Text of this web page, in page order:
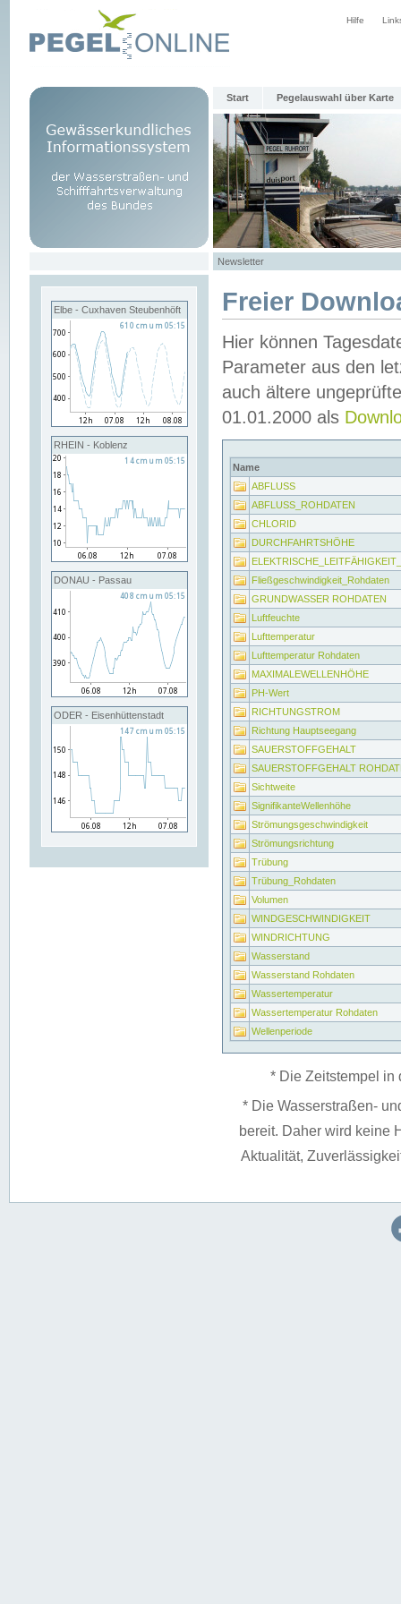
Hilfe
Start Pegelauswahl über Karte
Newsletter
Elbe - Cuxhaven Steubenhöft
RHEIN - Koblenz
DONAU - Passau
ODER - Eisenhüttenstadt
Freier
Hier können
Parameter aus den
auch ältere
01.01.2000 als
Name
ABFLUSS
ABFLUSS_ROHDATEN
CHLORID
DURCHFAHRTSHÖHE
Fließgeschwindigkeit_Rohdaten
GRUNDWASSER ROHDATEN
Luftfeuchte
Lufttemperatur
Lufttemperatur Rohdaten
MAXIMALEWELLENHÖHE
PH-Wert
RICHTUNGSTROM
Richtung Hauptseegang
SAUERSTOFFGEHALT
SAUERSTOFFGEHALT
Sichtweite
SignifikanteWellenhöhe
Strömungsgeschwindigkeit
Strömungsrichtung
Trübung
Trübung_Rohdaten
Volumen
WINDGESCHWINDIGKEIT
WINDRICHTUNG
Wasserstand
Wasserstand Rohdaten
Wassertemperatur
Wassertemperatur Rohdaten
Wellenperiode
* Die Zeitstempel in
* Die Wasserstraßen-
bereit. Daher wird keine
Aktualität,